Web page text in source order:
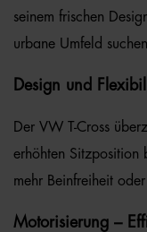
seinem frischen
urbane Umfeld
Design und
Der VW T-Cross
erhöhten Sitzposition
mehr Beinfreiheit
Motorisierung –